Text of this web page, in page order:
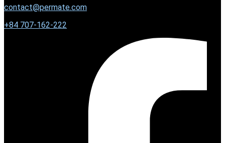
contact@permate.com
+84 707-162-222